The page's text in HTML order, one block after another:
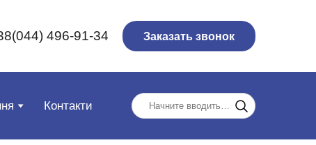
496-91-34 Заказать звонок
Контакти